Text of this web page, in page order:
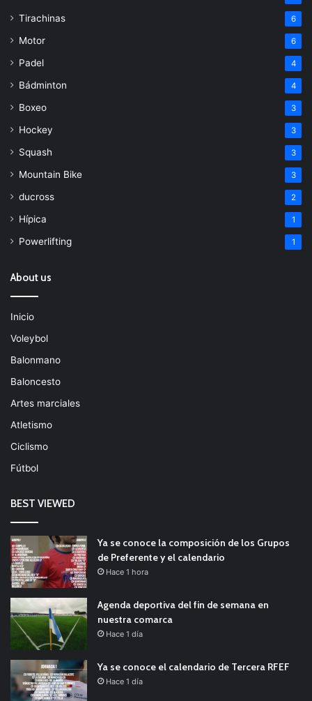
Tirachinas 6
Motor 6
Padel 4
Bádminton 4
Boxeo 3
Hockey 3
Squash 3
Mountain Bike 3
ducross 2
Hípica 1
Powerlifting 1
About us
Inicio
Voleybol
Balonmano
Baloncesto
Artes marciales
Atletismo
Ciclismo
Fútbol
BEST VIEWED
Ya se conoce la composición de los Grupos
de Preferente y el calendario
Hace 1 hora
Agenda deportiva del fin de semana en
nuestra comarca
Hace 1 día
Ya se conoce el calendario de Tercera RFEF
Hace 1 día